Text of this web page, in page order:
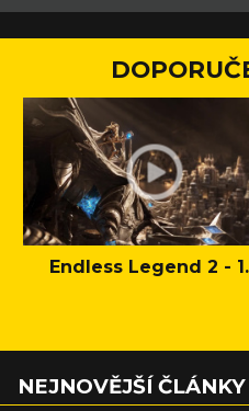
Endless Legend 2 -
NEJNOVĚJŠÍ ČLÁNKY